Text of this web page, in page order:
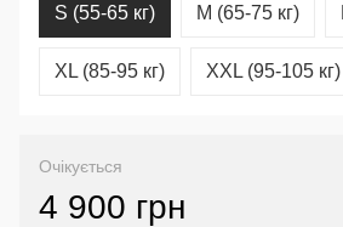
S (55-65 кг) M (65-75 кг)
XL (85-95 кг) XXL (95-105 кг)
Очікується
4 900 грн